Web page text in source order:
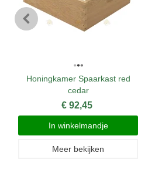
Honingkamer Spaarkast red
cedar
€ 92,45
In winkelmandje
Meer bekijken